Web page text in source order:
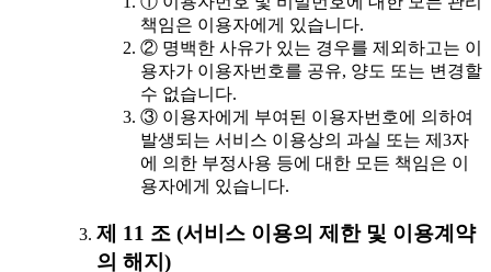
책임은 이용자에게 있습니다.
② 명백한 사유가 있는 경우를 제외하고는 이
용자가 이용자번호를 공유, 양도 또는 변경할
수 없습니다.
③ 이용자에게 부여된 이용자번호에 의하여
발생되는 서비스 이용상의 과실 또는 제3자
에 의한 부정사용 등에 대한 모든 책임은 이
용자에게 있습니다.
제 11 조 (서비스 이용의 제한 및 이용계약
의 해지)